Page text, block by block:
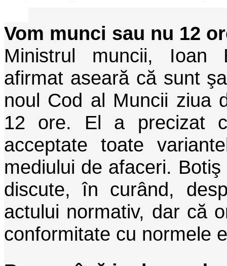
Vom munci sau nu 12
Ministrul muncii, Ioan
afirmat aseară că sunt
noul Cod al Muncii ziua
12 ore. El a precizat
acceptate toate
mediului de afaceri.
discute, în curând,
actului normativ, dar că
conformitate cu normele